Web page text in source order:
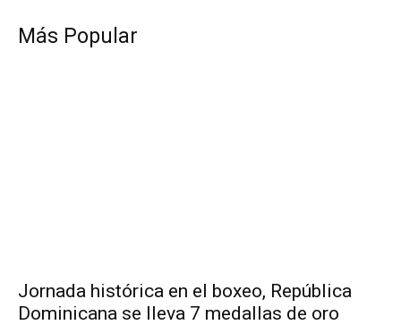
Más Popular
Jornada histórica en el boxeo, República
Dominicana se lleva 7 medallas de oro